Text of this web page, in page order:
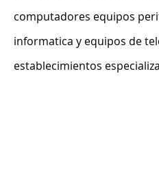
computadores equipos
informatica y equipos de
establecimientos